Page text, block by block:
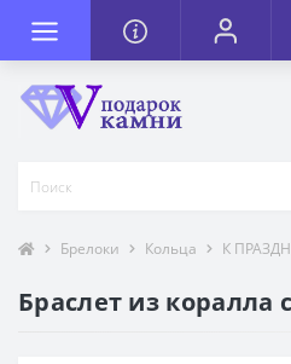
Брелоки Кольца К
Браслет из коралла